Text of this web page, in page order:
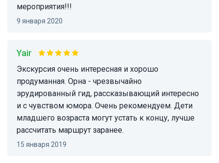
мероприятия!!!
9 января 2020
Yair
Экскурсия очень интересная и хорошо
продуманная. Орна - чрезвычайно
эрудированный гид, рассказывающий интересно
и с чувством юмора. Очень рекомендуем. Дети
младшего возраста могут устать к концу, лучше
рассчитать маршрут заранее.
15 января 2019